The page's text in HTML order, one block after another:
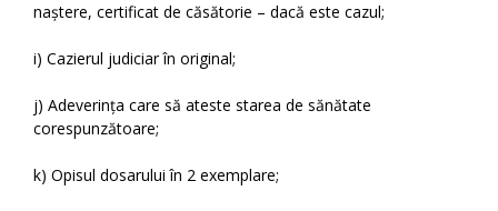
naștere, certificat de căsătorie – dacă este cazul;
i) Cazierul judiciar în original;
j) Adeverința care să ateste starea de sănătate
corespunzătoare;
k) Opisul dosarului în 2 exemplare;